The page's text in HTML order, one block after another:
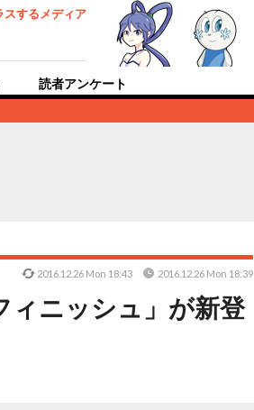
スするメディア
読者アンケート
ィニッシュ」が新登
2016.12.26 Mon 18:43 2016.12.26 Mon 18:39